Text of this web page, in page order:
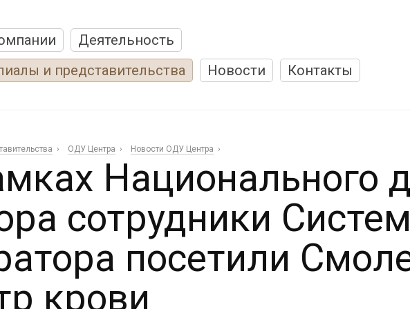
Деятельность
и представительства
Новости Контакты
ОДУ Центра Новости ОДУ Центра
Национального
сотрудники
посетили
крови